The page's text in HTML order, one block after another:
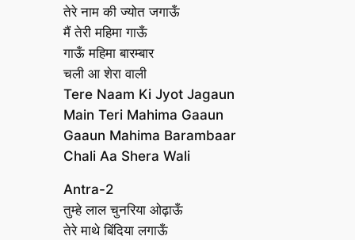
तेरे नाम की ज्योत जगाऊँ
मैं तेरी महिमा गाऊँ
गाऊँ महिमा बारम्बार
चली आ शेरा वाली
Tere Naam Ki Jyot Jagaun
Main Teri Mahima Gaaun
Gaaun Mahima Barambaar
Chali Aa Shera Wali
Antra-2
तुम्हे लाल चुनरिया ओढ़ाऊँ
तेरे माथे बिंदिया लगाऊँ